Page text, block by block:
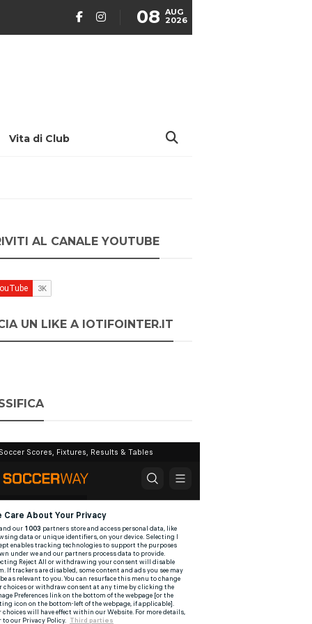
08 AUG
2026
Vita di Club
AL CANALE YOUTUBE
UN LIKE A IOTIFOINTER.IT